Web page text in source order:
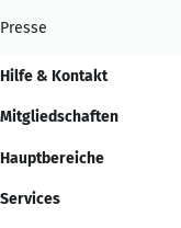
Presse
Hilfe & Kontakt
Mitgliedschaften
Hauptbereiche
Services